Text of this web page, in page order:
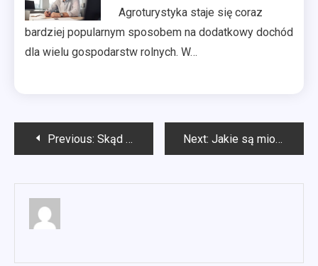
Agroturystyka staje się coraz
bardziej popularnym sposobem na dodatkowy dochód
dla wielu gospodarstw rolnych. W…
Nawigacja
Previous: Skąd się bierze miód Next: Jakie są miody?